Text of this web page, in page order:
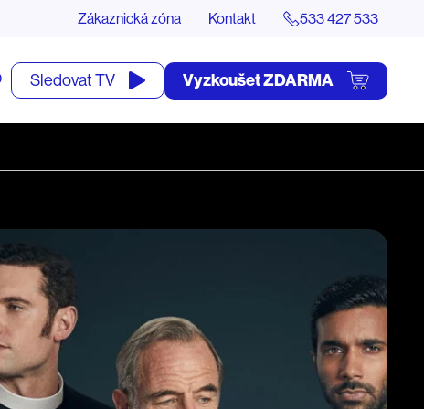
Zákaznická zóna Kontakt 533 427 533
Otevřít
vyhledávání
Sledovat TV Vyzkoušet ZDARMA